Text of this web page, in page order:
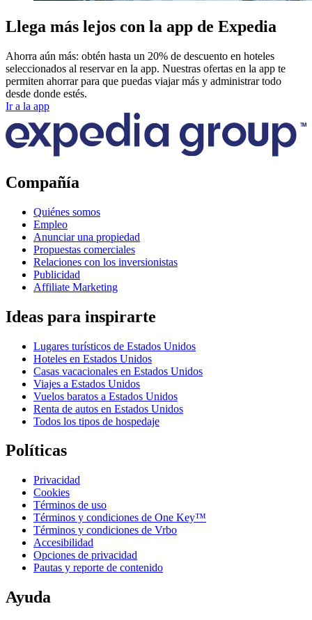
Llega más lejos con la app de Expedia
Ahorra aún más: obtén hasta un 20% de descuento en hoteles
seleccionados al reservar en la app. Nuestras ofertas en la app te
permiten ahorrar para que puedas viajar más y administrar todo
desde donde estés.
Ir a la app
Compañía
Quiénes somos
Empleo
Anunciar una propiedad
Propuestas comerciales
Relaciones con los inversionistas
Publicidad
Affiliate Marketing
Ideas para inspirarte
Lugares turísticos de Estados Unidos
Hoteles en Estados Unidos
Casas vacacionales en Estados Unidos
Viajes a Estados Unidos
Vuelos baratos a Estados Unidos
Renta de autos en Estados Unidos
Todos los tipos de hospedaje
Políticas
Privacidad
Cookies
Términos de uso
Términos y condiciones de One Key™
Términos y condiciones de Vrbo
Accesibilidad
Opciones de privacidad
Pautas y reporte de contenido
Ayuda